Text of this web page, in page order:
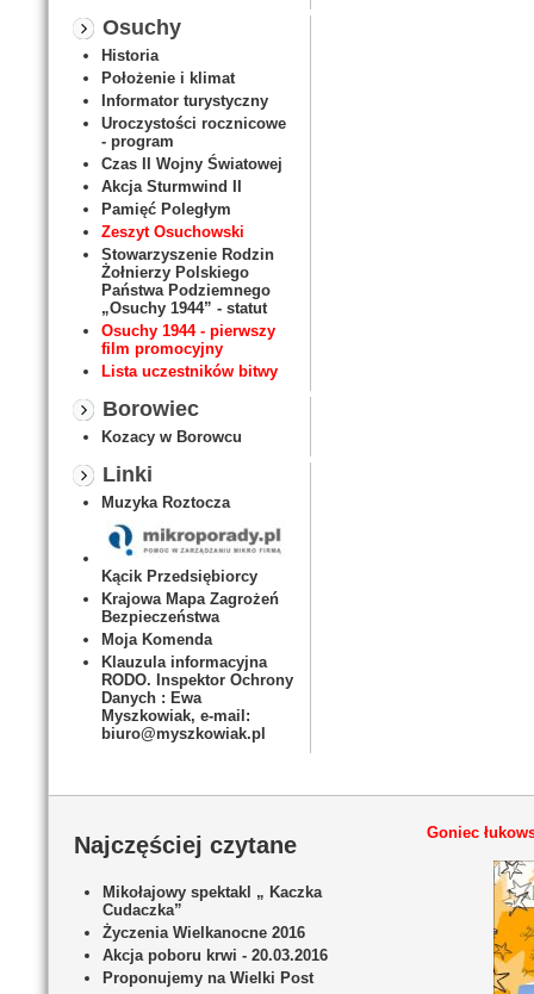
Osuchy
Historia
Położenie i klimat
Informator turystyczny
Uroczystości rocznicowe
- program
Czas II Wojny Światowej
Akcja Sturmwind II
Pamięć Poległym
Zeszyt Osuchowski
Stowarzyszenie Rodzin
Żołnierzy Polskiego
Państwa Podziemnego
„Osuchy 1944” - statut
Osuchy 1944 - pierwszy
film promocyjny
Lista uczestników bitwy
Borowiec
Kozacy w Borowcu
Linki
Muzyka Roztocza
Kącik Przedsiębiorcy
Krajowa Mapa Zagrożeń
Bezpieczeństwa
Moja Komenda
Klauzula informacyjna
RODO. Inspektor Ochrony
Danych : Ewa
Myszkowiak, e-mail:
biuro@myszkowiak.pl
Najczęściej czytane
Mikołajowy spektakl „ Kaczka
Cudaczka”
Życzenia Wielkanocne 2016
Akcja poboru krwi - 20.03.2016
Proponujemy na Wielki Post
Goniec